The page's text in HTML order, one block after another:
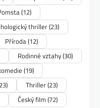
(12)
thriller(23)
Příroda(12)
Rodinné vztahy(30)
(19)
Thriller(23)
Český film (72)